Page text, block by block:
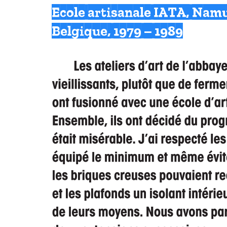
Ecole artisanale IATA,
Belgique, 1979 – 1989